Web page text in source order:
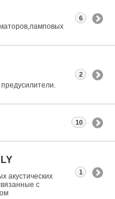
6
2
10
акустических
с
1